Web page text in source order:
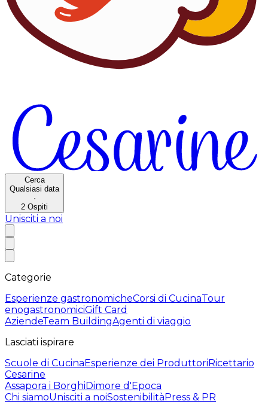
Cerca
Qualsiasi data
·
2 Ospiti
Unisciti a noi
Categorie
Esperienze gastronomicheCorsi di CucinaTour
enogastronomiciGift Card
AziendeTeam BuildingAgenti di viaggio
Lasciati ispirare
Scuole di CucinaEsperienze dei ProduttoriRicettario
Cesarine
Assapora i BorghiDimore d'Epoca
Chi siamoUnisciti a noiSostenibilitàPress & PR